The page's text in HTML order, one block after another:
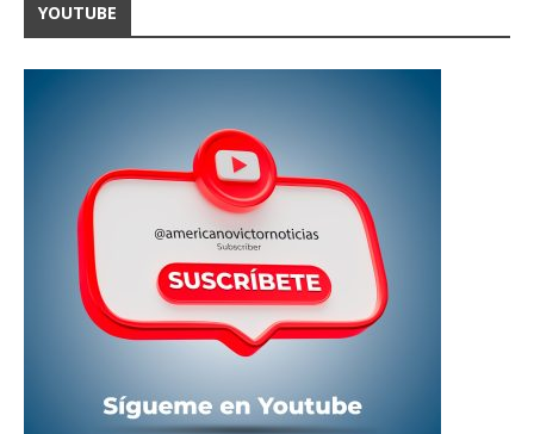
YOUTUBE